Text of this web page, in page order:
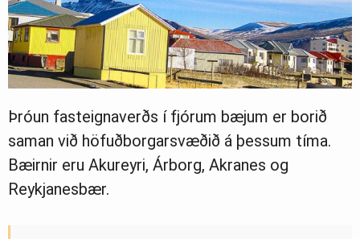
Þróun fasteignaverðs í fjórum bæjum er borið
saman við höfuðborgarsvæðið á þessum tíma.
Bæirnir eru Akureyri, Árborg, Akranes og
Reykjanesbær.